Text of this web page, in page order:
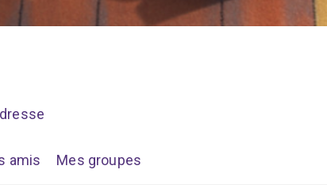
amis Mes groupes